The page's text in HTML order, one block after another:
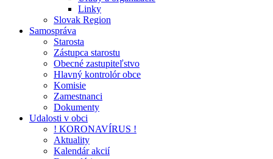
Linky
Slovak Region
Samospráva
Starosta
Zástupca starostu
Obecné zastupiteľstvo
Hlavný kontrolór obce
Komisie
Zamestnanci
Dokumenty
Udalosti v obci
! KORONAVÍRUS !
Aktuality
Kalendár akcií